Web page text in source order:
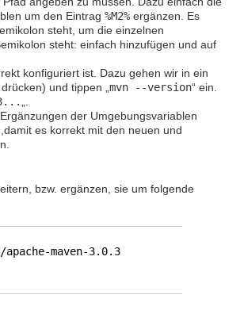
um den Eintrag %M2% ergänzen. Es
steht, um die einzelnen
steht: einfach hinzufügen und auf
konfiguriert ist. Dazu gehen wir in ein
und tippen „ mvn --version“ ein.
der Umgebungsvariablen
es korrekt mit den neuen und
bzw. ergänzen, sie um folgende
apache-maven-3.0.3